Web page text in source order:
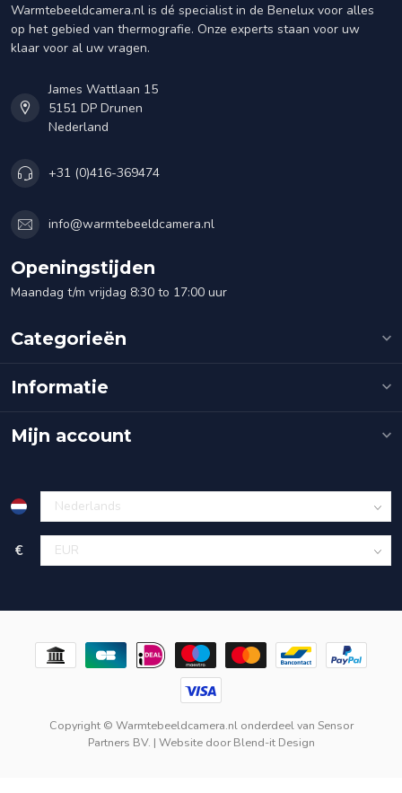
Warmtebeeldcamera.nl is dé specialist in de Benelux voor alles
op het gebied van thermografie. Onze experts staan voor uw
klaar voor al uw vragen.
James Wattlaan 15
5151 DP Drunen
Nederland
+31 (0)416-369474
info@warmtebeeldcamera.nl
Openingstijden
Maandag t/m vrijdag 8:30 to 17:00 uur
Categorieën
Informatie
Mijn account
€
Copyright © Warmtebeeldcamera.nl onderdeel van Sensor
Partners BV. | Website doorBlend-it Design